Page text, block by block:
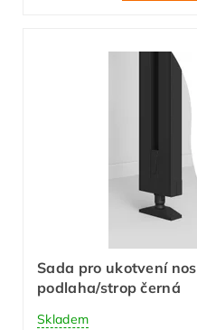
Sada pro ukotvení
podlaha/strop černá
Skladem